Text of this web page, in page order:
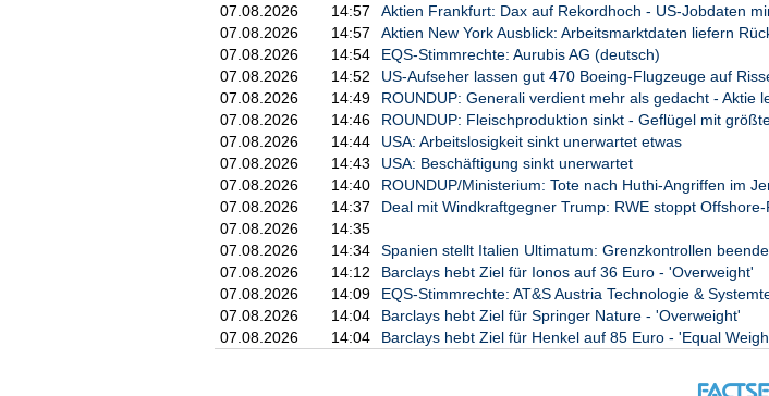
Die ParTec AG ist spezialisiert auf die Entwicklung und
Supercomputern für Höchstleistungsrechnen und KI auf der
modularen High-Performance Computing (HPC) Systeme und
sowie der dazugehörigen Systemsoftware. Das Angebot umfasst
Beratungs- und Supportleistungen in allen Bereichen der
Baus und des Betriebs dieser modernen Systeme. Das Konzept der
Modularen System Architektur (dMSA) ist das Ergebnis von mehr
Jahren Forschung und wurde von ParTec als neuartiges
massiv-parallele Höchstleistungssysteme entwickelt. Die dMSA
zugrunde liegende ParaStation Modulo Software Suite, die von
entwickelt, im Produktiveinsatz betreut und gepflegt wird,
besonders für die komplexen Anforderungen an massive
Künstlichen Intelligenz bewährt. Weitere Informationen unter:
www.par-tec.com.
Investor Relations:
Anna Lehmann
07.08.2026
14:57
Aktien Frankfurt: Dax auf Rekordhoch - US-Jobdaten
07.08.2026
14:57
Aktien New York Ausblick: Arbeitsmarktdaten liefern
07.08.2026
14:54
EQS-Stimmrechte: Aurubis AG (deutsch)
07.08.2026
14:52
US-Aufseher lassen gut 470 Boeing-Flugzeuge auf
07.08.2026
14:49
ROUNDUP: Generali verdient mehr als gedacht - Aktie
07.08.2026
14:46
ROUNDUP: Fleischproduktion sinkt - Geflügel mit
07.08.2026
14:44
USA: Arbeitslosigkeit sinkt unerwartet etwas
07.08.2026
14:43
USA: Beschäftigung sinkt unerwartet
07.08.2026
14:40
ROUNDUP/Ministerium: Tote nach Huthi-Angriffen im
07.08.2026
14:37
Deal mit Windkraftgegner Trump: RWE stoppt
07.08.2026
14:35
07.08.2026
14:34
Spanien stellt Italien Ultimatum: Grenzkontrollen
07.08.2026
14:12
Barclays hebt Ziel für Ionos auf 36 Euro - 'Overweight'
07.08.2026
14:09
EQS-Stimmrechte: AT&S Austria Technologie &
07.08.2026
14:04
Barclays hebt Ziel für Springer Nature - 'Overweight'
07.08.2026
14:04 Barclays hebt Ziel für Henkel auf 85 Euro - 'Equal